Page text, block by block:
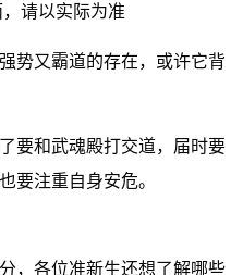
请以实际为准
势又霸道的存在，或许它背
要和武魂殿打交道，届时要
要注重自身安危。
，各位准新生还想了解哪些